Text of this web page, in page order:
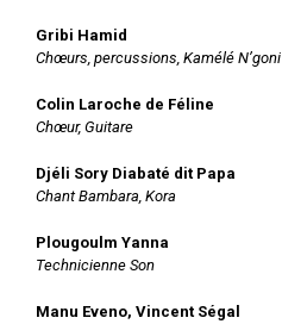
Gribi Hamid
Chœurs, percussions, Kamélé N’goni
Colin Laroche de Féline
Chœur, Guitare
Djéli Sory Diabaté dit Papa
Chant Bambara, Kora
Plougoulm Yanna
Technicienne Son
Manu Eveno, Vincent Ségal